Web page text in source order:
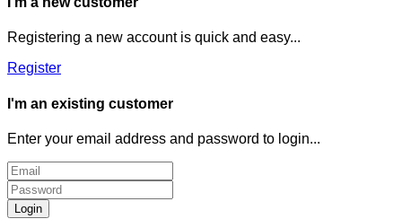
Registering a new account is quick and easy...
Register
I'm an existing customer
Enter your email address and password to login...
Login